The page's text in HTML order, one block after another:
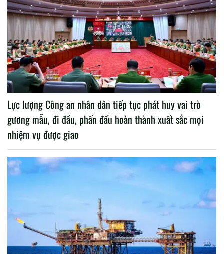
Lực lượng Công an nhân dân tiếp tục phát huy vai trò
gương mẫu, đi đầu, phấn đấu hoàn thành xuất sắc mọi
nhiệm vụ được giao